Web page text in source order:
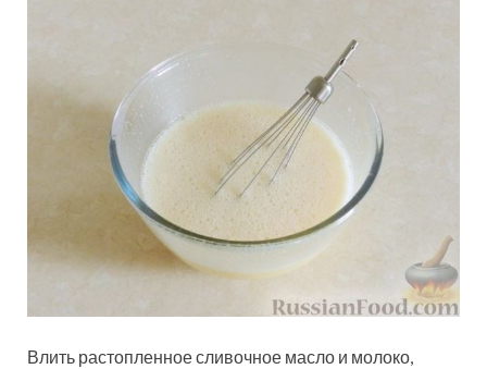
Влить растопленное сливочное масло и молоко,